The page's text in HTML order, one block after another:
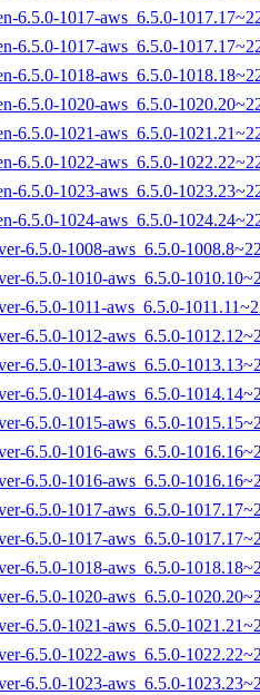
6.5.0-1017-aws_6.5.0-
6.5.0-1017-aws_6.5.0-
6.5.0-1018-aws_6.5.0-
6.5.0-1020-aws_6.5.0-
6.5.0-1021-aws_6.5.0-
6.5.0-1022-aws_6.5.0-
6.5.0-1023-aws_6.5.0-
6.5.0-1024-aws_6.5.0-
6.5.0-1008-aws_6.5.0-
6.5.0-1010-aws_6.5.0-
6.5.0-1011-aws_6.5.0-
6.5.0-1012-aws_6.5.0-
6.5.0-1013-aws_6.5.0-
6.5.0-1014-aws_6.5.0-
6.5.0-1015-aws_6.5.0-
6.5.0-1016-aws_6.5.0-
6.5.0-1016-aws_6.5.0-
6.5.0-1017-aws_6.5.0-
6.5.0-1017-aws_6.5.0-
6.5.0-1018-aws_6.5.0-
6.5.0-1020-aws_6.5.0-
6.5.0-1021-aws_6.5.0-
6.5.0-1022-aws_6.5.0-
6.5.0-1023-aws_6.5.0-